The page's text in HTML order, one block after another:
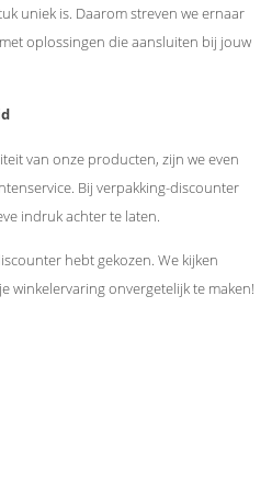
uniek is. Daarom streven we ernaar
oplossingen die aansluiten bij jouw
van onze producten, zijn we even
Bij verpakking-discounter
indruk achter te laten.
hebt gekozen. We kijken
winkelervaring onvergetelijk te maken!